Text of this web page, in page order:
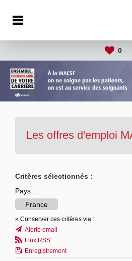
0
Les offres d'emploi
Critères sélectionnés :
Pays :
France
» Conserver ces critères via :
Alerte email
Flux RSS
Enregistrement